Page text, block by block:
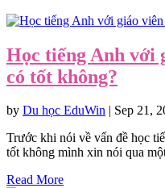
Học tiếng Anh với
có tốt không?
by Du học EduWin | Sep 21,
Trước khi nói về vấn đề học
tốt không mình xin nói qua
Read More